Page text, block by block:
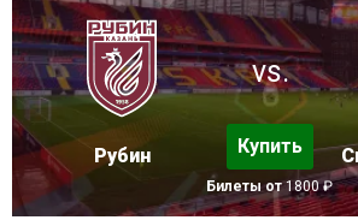
Рубин
vs.
Купить
Билеты от1800 ₽